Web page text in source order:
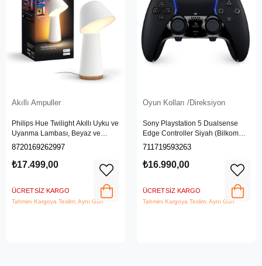
Akıllı Ampuller
Philips Hue Twilight Akıllı Uyku ve
Uyanma Lambası, Beyaz ve
Renkli Işık, Alexa, Apple Home ve
8720169262997
₺17.499,00
ÜCRETSIZ KARGO
Tahmini Kargoya Teslim: Aynı Gün
Oyun Kolları /Direksiyon
Sony Playstation 5 Dualsense
Edge Controller Siyah (Bilkom
Garantili)
711719593263
₺16.990,00
ÜCRETSIZ KARGO
Tahmini Kargoya Teslim: Aynı Gün